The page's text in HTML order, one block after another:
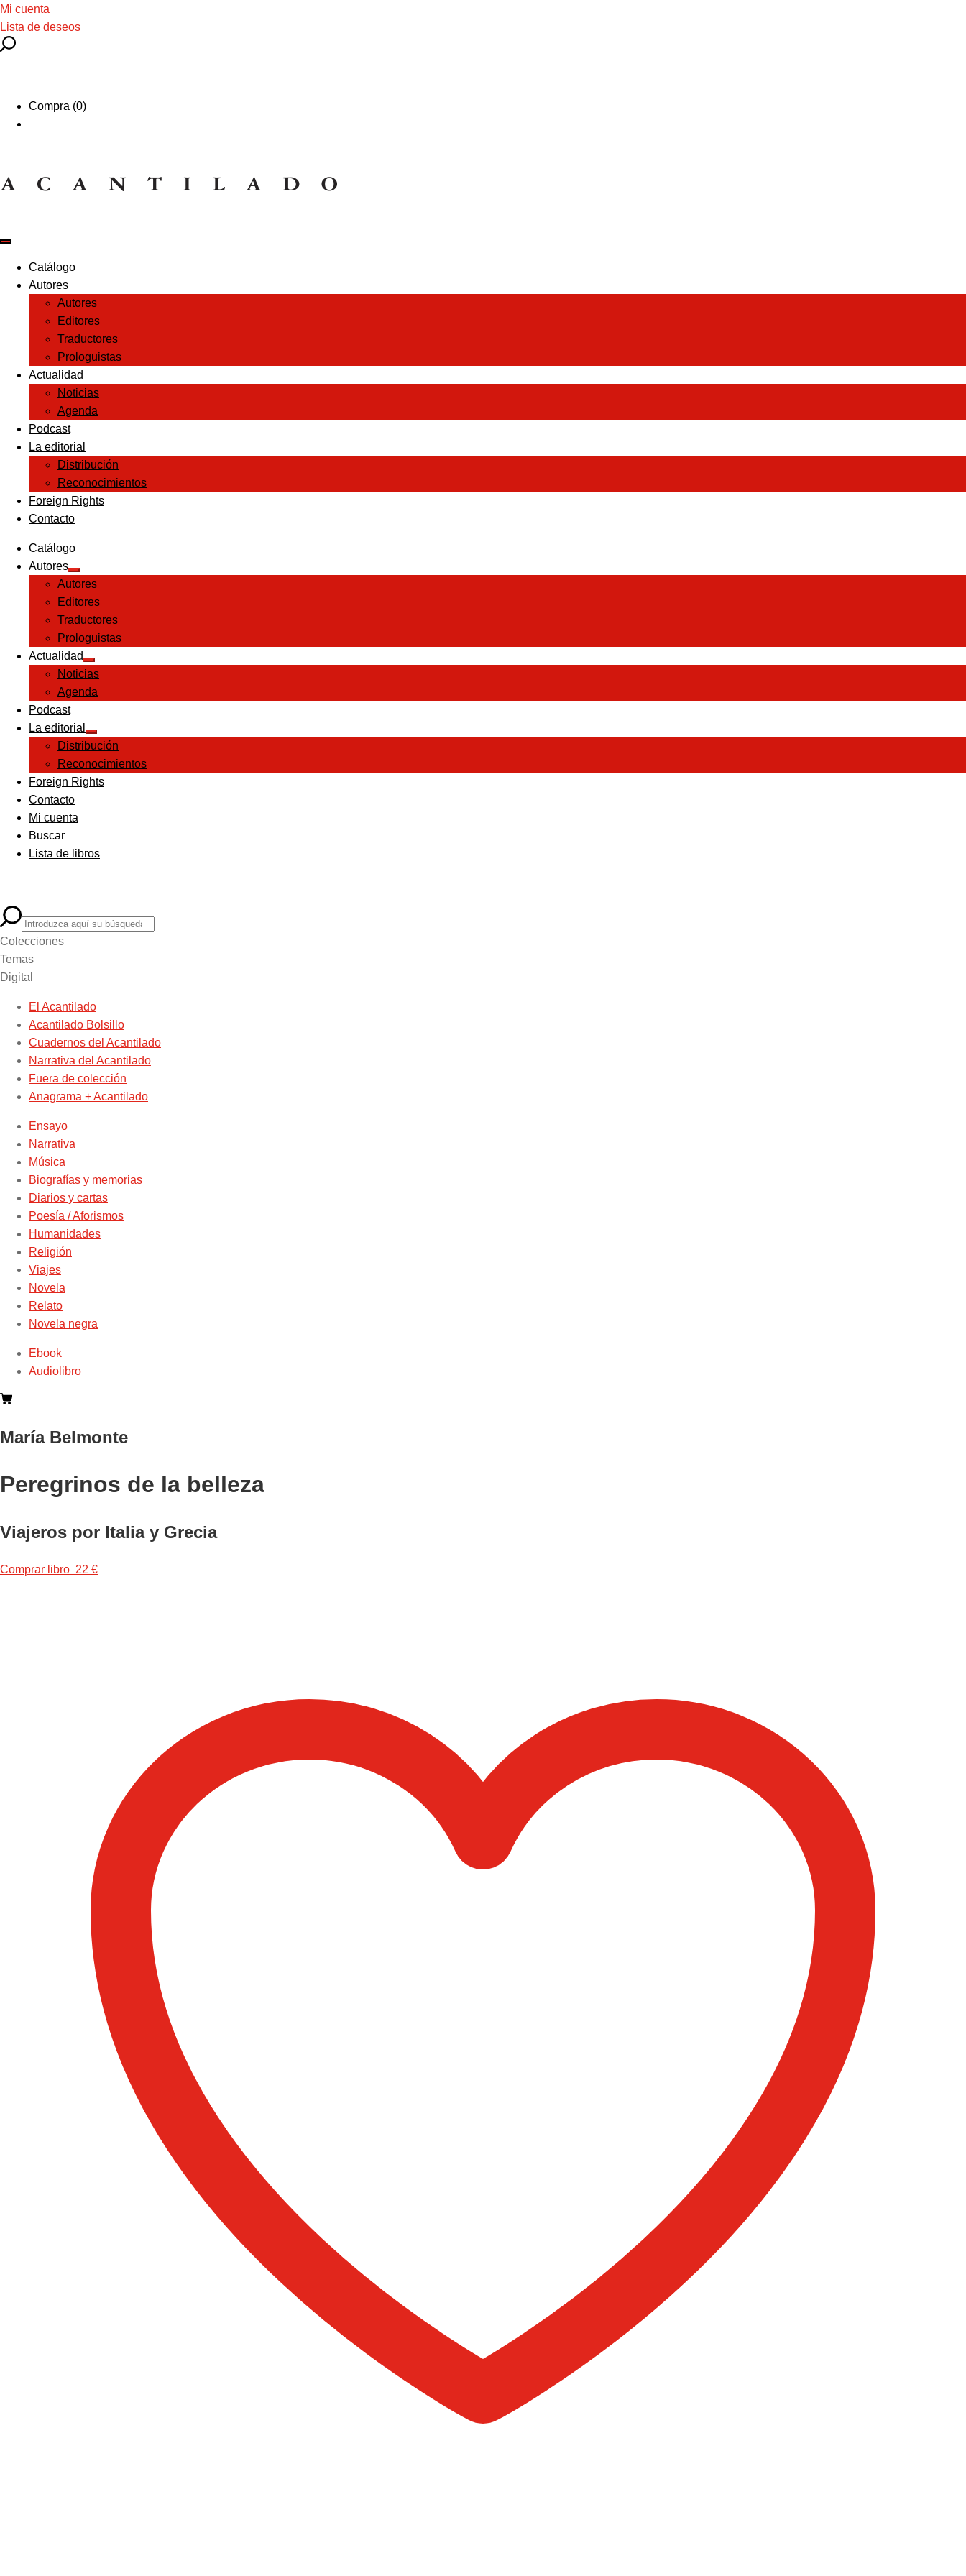
Mi cuenta
Lista de deseos
Compra (0)
Catálogo
Autores
Autores
Editores
Traductores
Prologuistas
Actualidad
Noticias
Agenda
Podcast
La editorial
Distribución
Reconocimientos
Foreign Rights
Contacto
Catálogo
Autores
Expandir
el
menú
hijo
Autores
Editores
Traductores
Prologuistas
Actualidad
Expandir
el
menú
hijo
Noticias
Agenda
Podcast
La editorial
Expandir
el
menú
hijo
Distribución
Reconocimientos
Foreign Rights
Contacto
Mi cuenta
Buscar
Lista de libros
Colecciones
Temas
Digital
El Acantilado
Acantilado Bolsillo
Cuadernos del Acantilado
Narrativa del Acantilado
Fuera de colección
Anagrama + Acantilado
Ensayo
Narrativa
Música
Biografías y memorias
Diarios y cartas
Poesía / Aforismos
Humanidades
Religión
Viajes
Novela
Relato
Novela negra
Ebook
Audiolibro
María Belmonte
Peregrinos de la belleza
Viajeros por Italia y Grecia
Comprar libro 22 €